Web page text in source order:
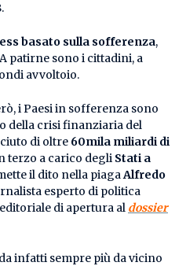
basato sulla sofferenza,
patirne sono i cittadini, a
avvoltoio.
i Paesi in sofferenza sono
della crisi finanziaria del
di oltre 60mila miliardi di
terzo a carico degli Stati a
il dito nella piagaAlfredo
esperto di politica
di apertura al dossier
infatti sempre più da vicino